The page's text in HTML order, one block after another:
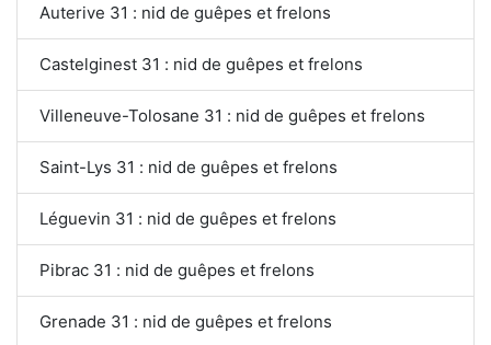
Auterive 31 : nid de guêpes et frelons
Castelginest 31 : nid de guêpes et frelons
Villeneuve-Tolosane 31 : nid de guêpes et frelons
Saint-Lys 31 : nid de guêpes et frelons
Léguevin 31 : nid de guêpes et frelons
Pibrac 31 : nid de guêpes et frelons
Grenade 31 : nid de guêpes et frelons